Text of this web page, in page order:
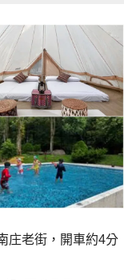
庄老街 ， 開車約4分